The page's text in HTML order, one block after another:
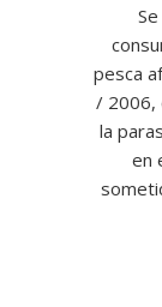
pesca
/ 2006,
la
en